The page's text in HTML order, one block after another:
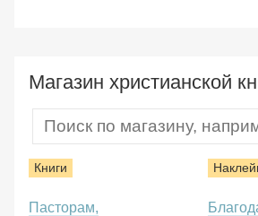
Магазин христианской
Книги
Пасторам,